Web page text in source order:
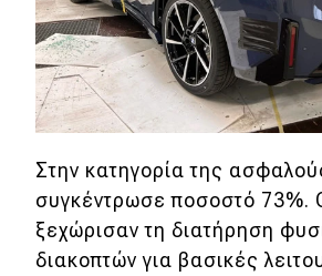
Στην κατηγορία της
συγκέντρωσε ποσοστό 73%.
ξεχώρισαν τη διατήρηση
διακοπτών για βασικές